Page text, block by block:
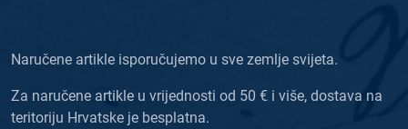
Naručene artikle isporučujemo u sve zemlje svijeta.
Za naručene artikle u vrijednosti od 50 € i više, dostava na
teritoriju Hrvatske je besplatna.